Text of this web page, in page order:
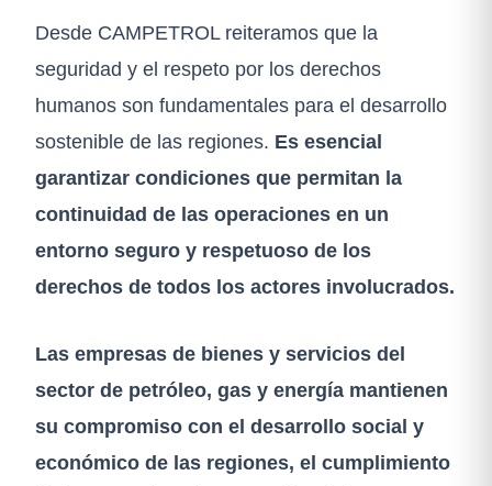
Desde CAMPETROL reiteramos que la
seguridad y el respeto por los derechos
humanos son fundamentales para el desarrollo
sostenible de las regiones. Es esencial
garantizar condiciones que permitan la
continuidad de las operaciones en un
entorno seguro y respetuoso de los
derechos de todos los actores involucrados.
Las empresas de bienes y servicios del
sector de petróleo, gas y energía mantienen
su compromiso con el desarrollo social y
económico de las regiones, el cumplimiento